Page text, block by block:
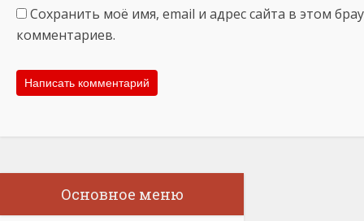
Сохранить моё имя, email и адрес сайта в этом
комментариев.
Основное меню